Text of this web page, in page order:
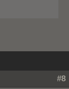
#8